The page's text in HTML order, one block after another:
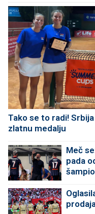
Tako se to radi!
zlatnu medalju
Meč
pada